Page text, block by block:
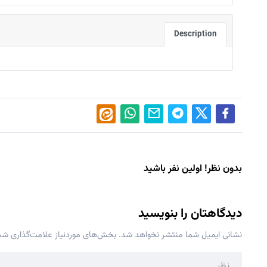
Description
بدون نظر! اولین نفر باشید
دیدگاهتان را بنویسید
نشانی ایمیل شما منتشر نخواهد شد. بخش‌های موردنیاز علامت‌گذاری